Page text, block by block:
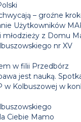
– groźne
Użytkowników
z Domu
nr XV
w filii Przedbórz
jest nauką.
Kolbuszowej w
Ciebie Mamo